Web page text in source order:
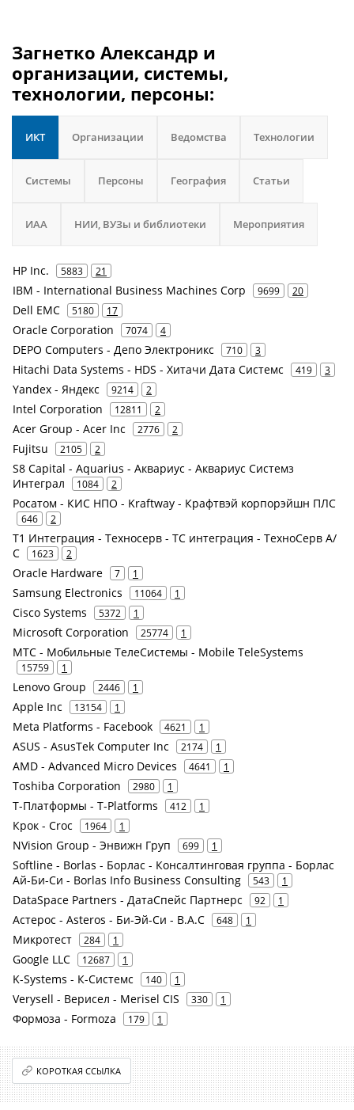
Загнетко Александр и
организации, системы,
технологии, персоны:
ИКТ Организации Ведомства Технологии
Системы Персоны География Статьи
ИАА НИИ, ВУЗы и библиотеки Мероприятия
HP Inc. 5883 21
IBM - International Business Machines Corp 9699 20
Dell EMC 5180 17
Oracle Corporation 7074 4
DEPO Computers - Депо Электроникс 710 3
Hitachi Data Systems - HDS - Хитачи Дата Системс 419 3
Yandex - Яндекс 9214 2
Intel Corporation 12811 2
Acer Group - Acer Inc 2776 2
Fujitsu 2105 2
S8 Capital - Aquarius - Аквариус - Аквариус Системз
Интеграл
1084 2
Росатом - КИС НПО - Kraftway - Крафтвэй корпорэйшн ПЛС
646 2
Т1 Интеграция - Техносерв - ТС интеграция - ТехноСерв А/
С
1623 2
Oracle Hardware 7 1
Samsung Electronics 11064 1
Cisco Systems 5372 1
Microsoft Corporation 25774 1
МТС - Мобильные ТелеСистемы - Mobile TeleSystems
15759 1
Lenovo Group 2446 1
Apple Inc 13154 1
Meta Platforms - Facebook 4621 1
ASUS - AsusTek Computer Inc 2174 1
AMD - Advanced Micro Devices 4641 1
Toshiba Corporation 2980 1
Т-Платформы - T-Platforms 412 1
Крок - Croc 1964 1
NVision Group - Энвижн Груп 699 1
Softline - Borlas - Борлас - Консалтинговая группа - Борлас
Ай-Би-Си - Borlas Info Business Consulting
543 1
DataSpace Partners - ДатаСпейс Партнерс 92 1
Астерос - Asteros - Би-Эй-Си - B.A.C 648 1
Микротест 284 1
Google LLC 12687 1
K-Systems - К-Системс 140 1
Verysell - Верисел - Merisel CIS 330 1
Формоза - Formoza 179 1
КОРОТКАЯ ССЫЛКА